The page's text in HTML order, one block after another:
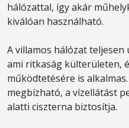
hálózattal, így akár
kiválóan használható.
A villamos hálózat teljesen
ami ritkaság külterületen,
működtetésére is
megbízható, a vízellátást
alatti ciszterna biztosítja.